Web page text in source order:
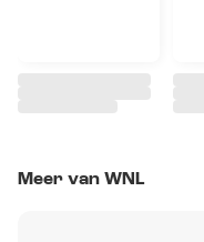
Meer van WNL